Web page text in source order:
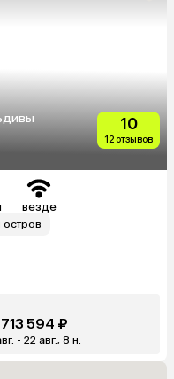
10
12 отзывов
везде
594 ₽
- 22 авг., 8 н.